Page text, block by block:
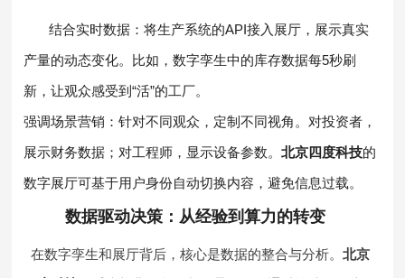
结合实时数据：将生产系统的API接入展厅，展示真实
产量的动态变化。比如，数字孪生中的库存数据每5秒刷
新，让观众感受到“活”的工厂。
强调场景营销：针对不同观众，定制不同视角。对投资者，
展示财务数据；对工程师，显示设备参数。北京四度科技的
数字展厅可基于用户身份自动切换内容，避免信息过载。
数据驱动决策：从经验到算力的转变
在数字孪生和展厅背后，核心是数据的整合与分析。 北京